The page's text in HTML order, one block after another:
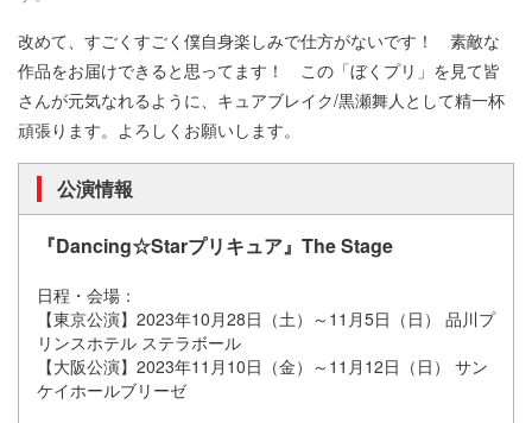
改めて、すごくすごく僕自身楽しみで仕方がないです！ 素敵な
作品をお届けできると思ってます！ この「ぼくプリ」を見て皆
さんが元気なれるように、キュアブレイク/黒瀬舞人として精一杯
頑張ります。よろしくお願いします。
公演情報
『Dancing☆Starプリキュア』The Stage
日程・会場：
【東京公演】2023年10月28日（土）～11月5日（日） 品川プ
リンスホテル ステラボール
【大阪公演】2023年11月10日（金）～11月12日（日） サン
ケイホールブリーゼ